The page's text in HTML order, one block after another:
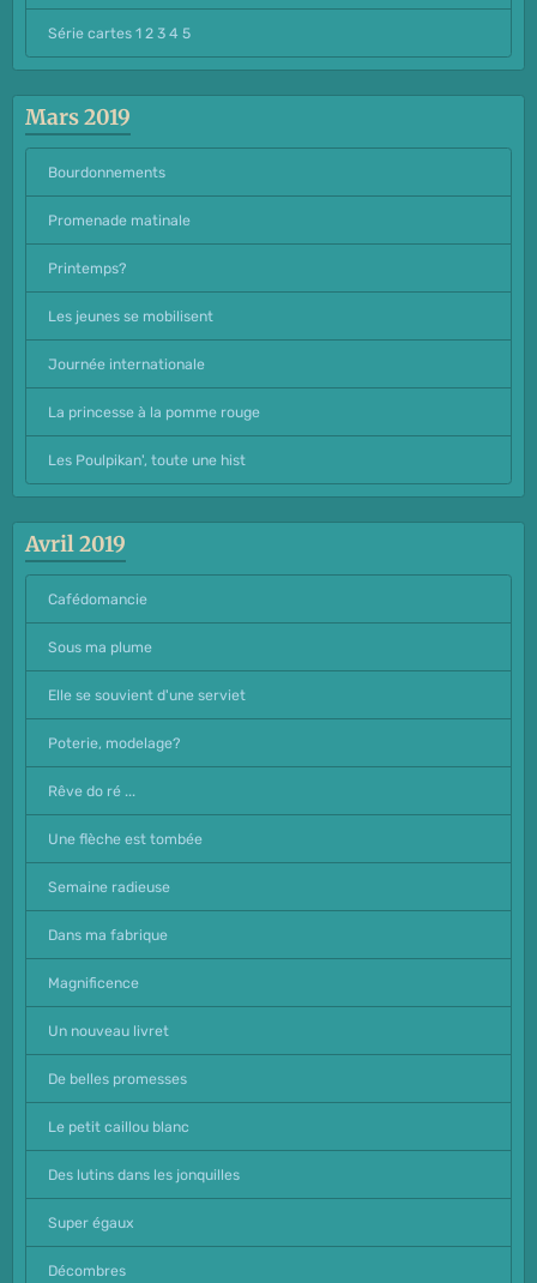
Série cartes 1 2 3 4 5
Mars 2019
Bourdonnements
Promenade matinale
Printemps?
Les jeunes se mobilisent
Journée internationale
La princesse à la pomme rouge
Les Poulpikan', toute une hist
Avril 2019
Cafédomancie
Sous ma plume
Elle se souvient d'une serviet
Poterie, modelage?
Rêve do ré ...
Une flèche est tombée
Semaine radieuse
Dans ma fabrique
Magnificence
Un nouveau livret
De belles promesses
Le petit caillou blanc
Des lutins dans les jonquilles
Super égaux
Décombres